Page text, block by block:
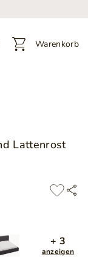
Warenkorb
Lattenrost
+ 3
anzeigen